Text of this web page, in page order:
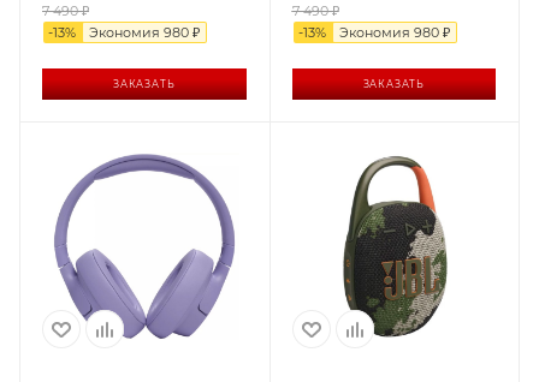
7 490₽
-13% Экономия 980 ₽
ЗАКАЗАТЬ
7 490₽
-13% Экономия 980₽
ЗАКАЗАТЬ